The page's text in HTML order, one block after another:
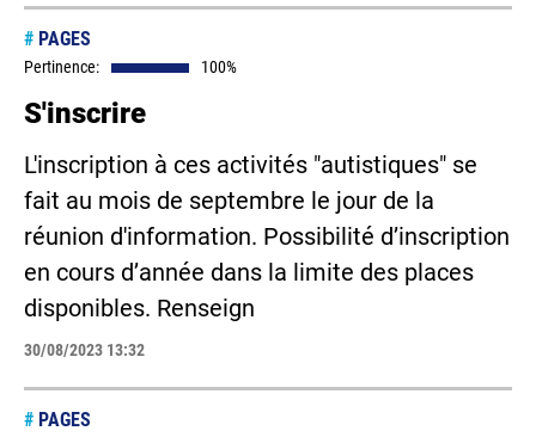
# PAGES
Pertinence: 100%
S'inscrire
L'inscription à ces activités "autistiques" se
fait au mois de septembre le jour de la
réunion d'information. Possibilité d’inscription
en cours d’année dans la limite des places
disponibles. Renseign
30/08/2023 13:32
# PAGES